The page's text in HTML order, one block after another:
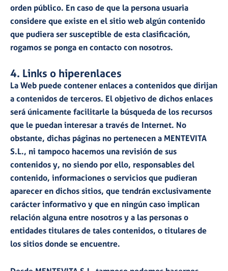
orden público. En caso de que la persona usuaria
considere que existe en el sitio web algún contenido
que pudiera ser susceptible de esta clasificación,
rogamos se ponga en contacto con nosotros.
4. Links o hiperenlaces
La Web puede contener enlaces a contenidos que dirijan
a contenidos de terceros. El objetivo de dichos enlaces
será únicamente facilitarle la búsqueda de los recursos
que le puedan interesar a través de Internet. No
obstante, dichas páginas no pertenecen a MENTEVITA
S.L., ni tampoco hacemos una revisión de sus
contenidos y, no siendo por ello, responsables del
contenido, informaciones o servicios que pudieran
aparecer en dichos sitios, que tendrán exclusivamente
carácter informativo y que en ningún caso implican
relación alguna entre nosotros y a las personas o
entidades titulares de tales contenidos, o titulares de
los sitios donde se encuentre.